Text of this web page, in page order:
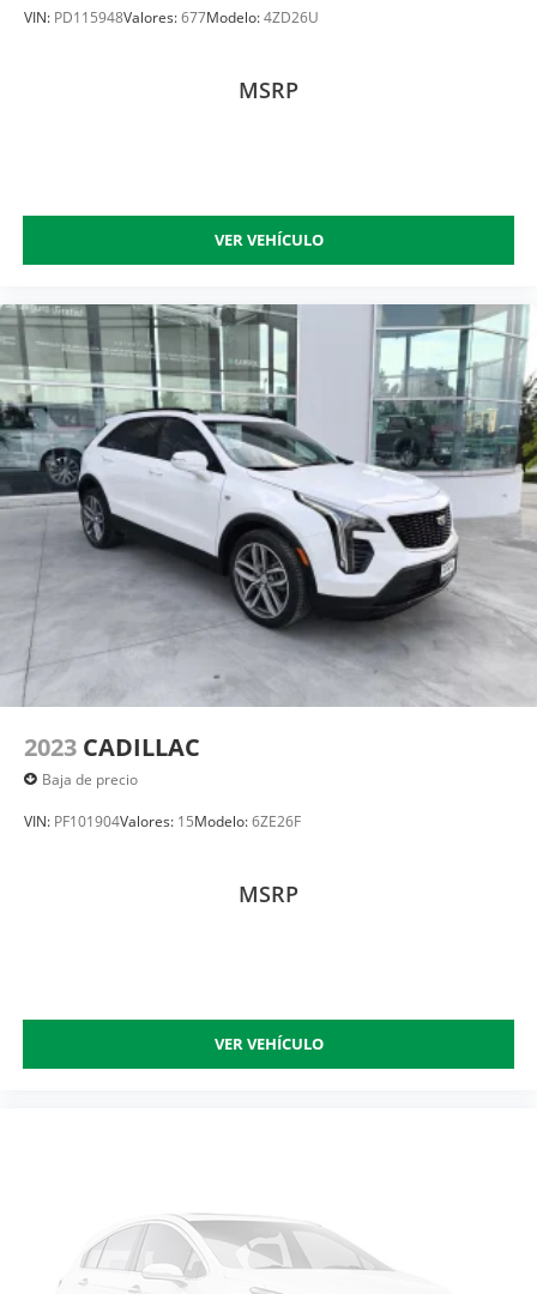
VIN: PD115948Valores:677Modelo:4ZD26U
MSRP
VER VEHÍCULO
2023 CADILLAC
Baja de precio
VIN: PF101904Valores: 15Modelo:6ZE26F
MSRP
VER VEHÍCULO